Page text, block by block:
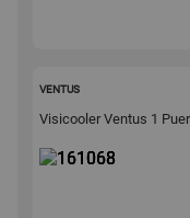
VENTUS
Visicooler Ventus 1